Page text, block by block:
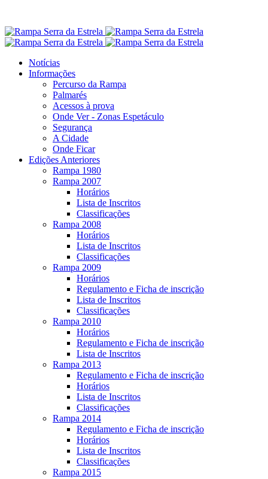
Notícias
Informações
Percurso da Rampa
Palmarés
Acessos à prova
Onde Ver - Zonas Espetáculo
Segurança
A Cidade
Onde Ficar
Edições Anteriores
Rampa 1980
Rampa 2007
Horários
Lista de Inscritos
Classificações
Rampa 2008
Horários
Lista de Inscritos
Classificações
Rampa 2009
Horários
Regulamento e Ficha de inscrição
Lista de Inscritos
Classificações
Rampa 2010
Horários
Regulamento e Ficha de inscrição
Lista de Inscritos
Rampa 2013
Regulamento e Ficha de inscrição
Horários
Lista de Inscritos
Classificações
Rampa 2014
Regulamento e Ficha de inscrição
Horários
Lista de Inscritos
Classificações
Rampa 2015